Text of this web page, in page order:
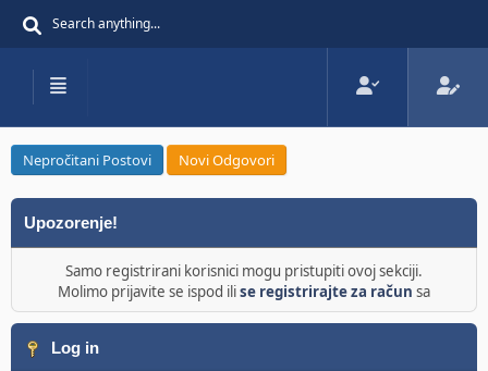
Nepročitani Postovi Novi Odgovori
Upozorenje!
Samo registrirani korisnici mogu pristupiti ovoj sekciji.
Molimo prijavite se ispod ilise registrirajte za račun sa
Log in